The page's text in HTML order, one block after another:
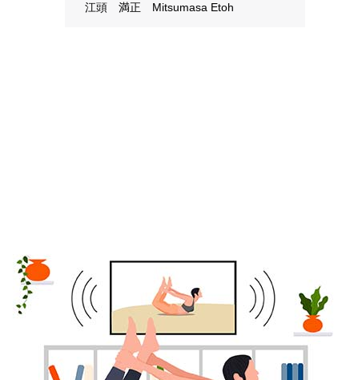
江頭 満正 Mitsumasa Etoh